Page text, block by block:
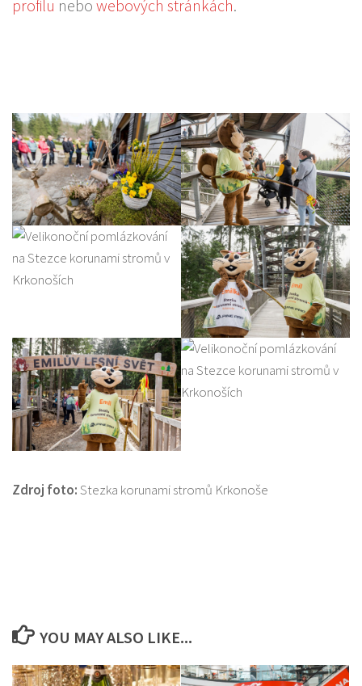
profilu nebo webových stránkách.
Zdroj foto:Stezka korunami stromů Krkonoše
YOU MAY ALSO LIKE...